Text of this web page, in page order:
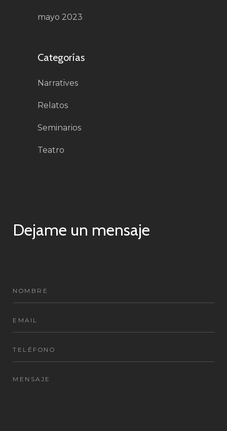
mayo 2023
Categorías
Narratives
Relatos
Seminarios
Teatro
Dejame un mensaje